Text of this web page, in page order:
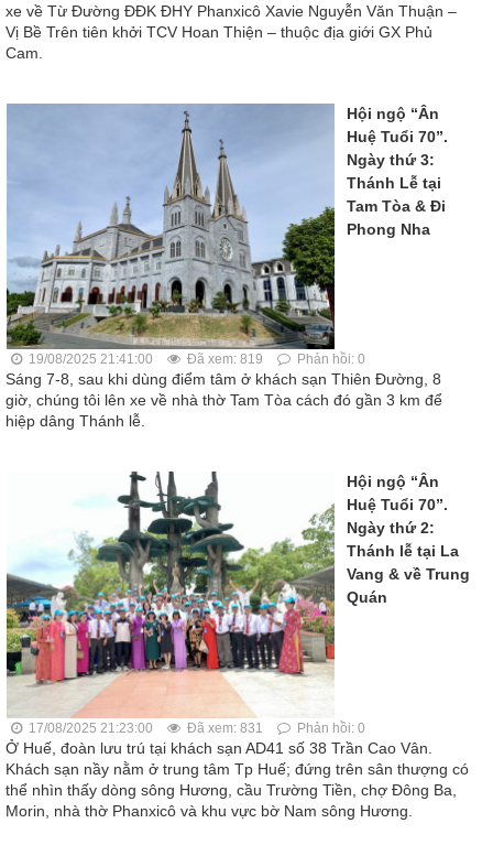
xe về Từ Đường ĐĐK ĐHY Phanxicô Xavie Nguyễn Văn Thuận ‒
Vị Bề Trên tiên khởi TCV Hoan Thiện ‒ thuộc địa giới GX Phủ
Cam.
Hội ngộ “Ân
Huệ Tuổi 70”.
Ngày thứ 3:
Thánh Lễ tại
Tam Tòa & Đi
Phong Nha
19/08/2025 21:41:00 Đã xem: 819 Phản hồi: 0
Sáng 7-8, sau khi dùng điểm tâm ở khách sạn Thiên Đường, 8
giờ, chúng tôi lên xe về nhà thờ Tam Tòa cách đó gần 3 km để
hiệp dâng Thánh lễ.
Hội ngộ “Ân
Huệ Tuổi 70”.
Ngày thứ 2:
Thánh lễ tại La
Vang & về Trung
Quán
17/08/2025 21:23:00 Đã xem: 831 Phản hồi: 0
Ở Huế, đoàn lưu trú tại khách sạn AD41 số 38 Trần Cao Vân.
Khách sạn nầy nằm ở trung tâm Tp Huế; đứng trên sân thượng có
thể nhìn thấy dòng sông Hương, cầu Trường Tiền, chợ Đông Ba,
Morin, nhà thờ Phanxicô và khu vực bờ Nam sông Hương.